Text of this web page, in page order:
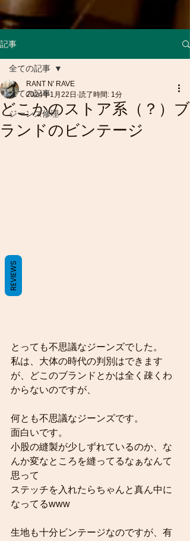
記事
全ての記事
ジーンズ修理
全ての記事
どこかのストア系（？）ブ
ランドのビンテージ
RANT N' RAVE
2024年1月22日 読了時間: 1分
とっても不思議なジーンズでした。
私は、大体の時代の判別はできます
が、どこのブランドとかは全く疎くわ
からないのですが、
何とも不思議なジーンズです。
面白いです。
小股の縫製が少しずれているのか、な
んか変なところを縫ってるなぁなんて
思って
ステッチを入れたらちゃんと真ん中に
なってるwww
生地も十分ビンテージなのですが、有
REVIEWS